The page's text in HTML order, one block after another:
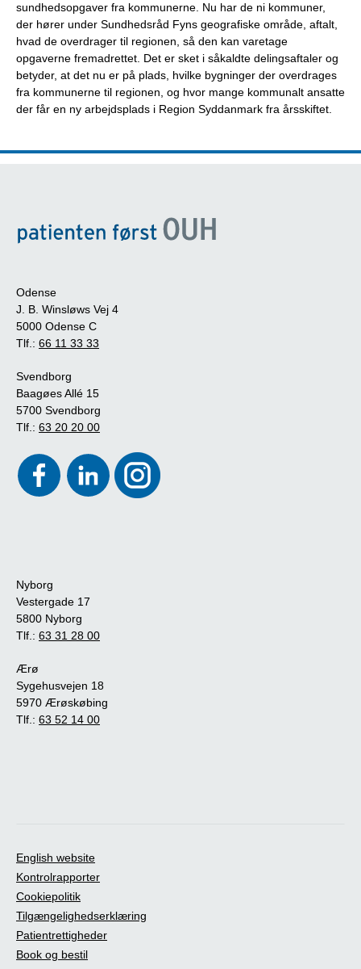
sundhedsopgaver fra kommunerne. Nu har de ni kommuner,
der hører under Sundhedsråd Fyns geografiske område, aftalt,
hvad de overdrager til regionen, så den kan varetage
opgaverne fremadrettet. Det er sket i såkaldte delingsaftaler og
betyder, at det nu er på plads, hvilke bygninger der overdrages
fra kommunerne til regionen, og hvor mange kommunalt ansatte
der får en ny arbejdsplads i Region Syddanmark fra årsskiftet.
Odense
J. B. Winsløws Vej 4
5000 Odense C
Tlf.: 66 11 33 33
Svendborg
Baagøes Allé 15
5700 Svendborg
Tlf.: 63 20 20 00
Nyborg
Vestergade 17
5800 Nyborg
Tlf.: 63 31 28 00
Ærø
Sygehusvejen 18
5970 Ærøskøbing
Tlf.: 63 52 14 00
English website
Kontrolrapporter
Cookiepolitik
Tilgængelighedserklæring
Patientrettigheder
Book og bestil